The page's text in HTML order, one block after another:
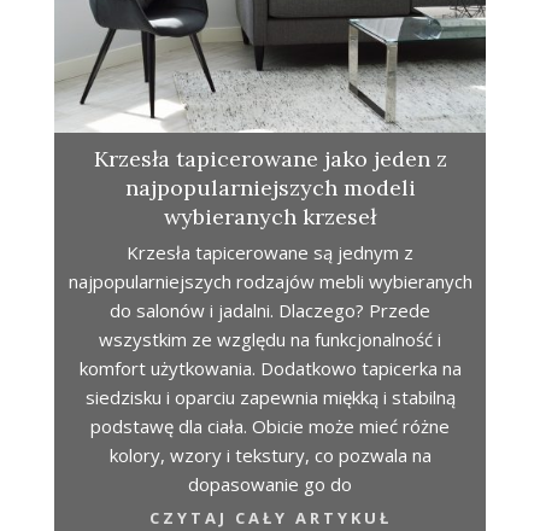
Krzesła tapicerowane jako jeden z
najpopularniejszych modeli
wybieranych krzeseł
Krzesła tapicerowane są jednym z
najpopularniejszych rodzajów mebli wybieranych
do salonów i jadalni. Dlaczego? Przede
wszystkim ze względu na funkcjonalność i
komfort użytkowania. Dodatkowo tapicerka na
siedzisku i oparciu zapewnia miękką i stabilną
podstawę dla ciała. Obicie może mieć różne
kolory, wzory i tekstury, co pozwala na
dopasowanie go do
CZYTAJ CAŁY ARTYKUŁ